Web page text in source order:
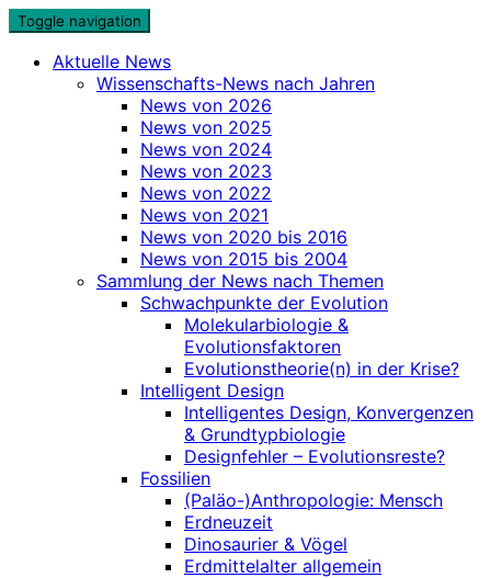
Skip
content
Toggle navigation
Aktuelle News
Wissenschafts-News nach Jahren
News von 2026
News von 2025
News von 2024
News von 2023
News von 2022
News von 2021
News von 2020 bis 2016
News von 2015 bis 2004
Sammlung der News nach Themen
Schwachpunkte der Evolution
Molekularbiologie &
Evolutionsfaktoren
Evolutionstheorie(n) in der Krise?
Intelligent Design
Intelligentes Design, Konvergenzen
& Grundtypbiologie
Designfehler – Evolutionsreste?
Fossilien
(Paläo-)Anthropologie: Mensch
Erdneuzeit
Dinosaurier & Vögel
Erdmittelalter allgemein